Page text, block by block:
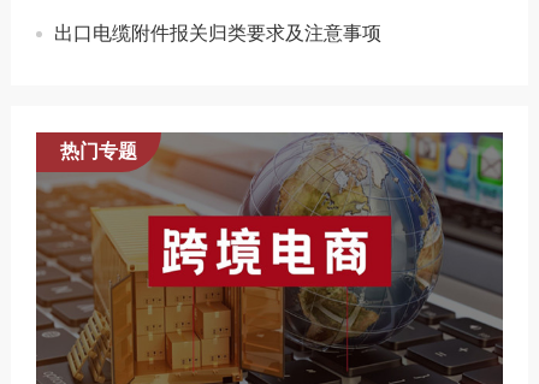
出口电缆附件报关归类要求及注意事项
热门专题